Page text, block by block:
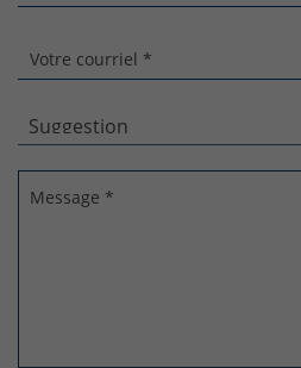
Votre courriel *
Message *